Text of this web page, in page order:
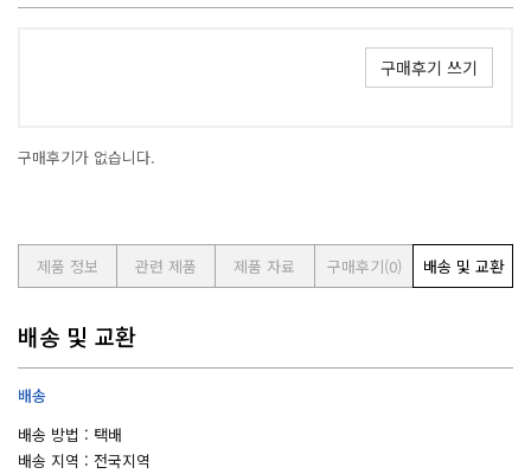
구매후기 쓰기
구매후기가 없습니다.
제품 정보 관련 제품 제품 자료 구매후기(0) 배송 및 교환
배송 및 교환
배송
배송 방법 : 택배
배송 지역 : 전국지역